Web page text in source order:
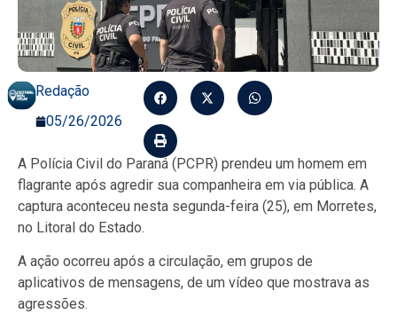
Redação
05/26/2026
A Polícia Civil do Paraná (PCPR) prendeu um homem em
flagrante após agredir sua companheira em via pública. A
captura aconteceu nesta segunda-feira (25), em Morretes,
no Litoral do Estado.
A ação ocorreu após a circulação, em grupos de
aplicativos de mensagens, de um vídeo que mostrava as
agressões.